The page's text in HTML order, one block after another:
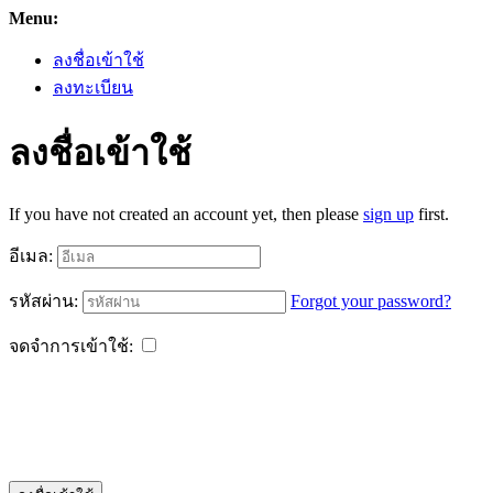
Menu:
ลงชื่อเข้าใช้
ลงทะเบียน
ลงชื่อเข้าใช้
If you have not created an account yet, then please sign up first.
อีเมล:
รหัสผ่าน: Forgot your password?
จดจำการเข้าใช้: